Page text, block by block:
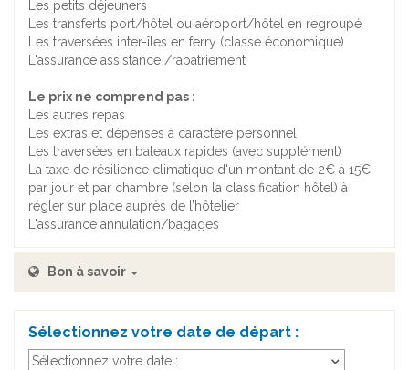
Les petits déjeuners
Les transferts port/hôtel ou aéroport/hôtel en regroupé
Les traversées inter-îles en ferry (classe économique)
L'assurance assistance /rapatriement
Le prix ne comprend pas :
Les autres repas
Les extras et dépenses à caractère personnel
Les traversées en bateaux rapides (avec supplément)
La taxe de résilience climatique d'un montant de 2€ à 15€
par jour et par chambre (selon la classification hôtel) à
régler sur place auprès de l’hôtelier
L'assurance annulation/bagages
Bon à savoir
Sélectionnez votre date de départ :